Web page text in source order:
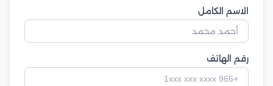
الاسم الكامل
رقم الهاتف